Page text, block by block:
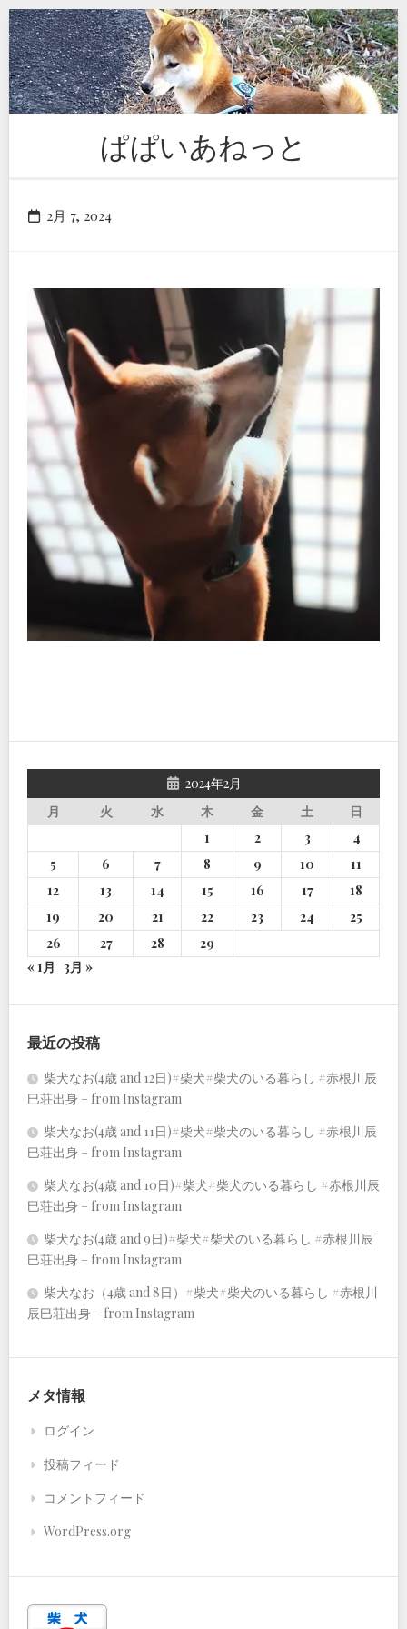
Skip
to
content
ぱぱいあねっと
2月 7, 2024
2024年2月
月
火 水 木 金 土
日
1
2 3
4
5
6 7 8 9 10
11
12
13 14 15 16 17
18
19
20 21 22 23 24
25
26
27 28
29
« 1月
3月 »
最近の投稿
柴犬なお(4歳 and 12日)#柴犬#柴犬のいる暮らし #赤根川辰
巳荘出身 – from Instagram
柴犬なお(4歳 and 11日)#柴犬#柴犬のいる暮らし #赤根川辰
巳荘出身 – from Instagram
柴犬なお(4歳 and 10日)#柴犬#柴犬のいる暮らし #赤根川辰
巳荘出身 – from Instagram
柴犬なお(4歳 and 9日)#柴犬#柴犬のいる暮らし #赤根川辰
巳荘出身 – from Instagram
柴犬なお（4歳 and 8日）#柴犬#柴犬のいる暮らし #赤根川
辰巳荘出身 – from Instagram
メタ情報
ログイン
投稿フィード
コメントフィード
WordPress.org